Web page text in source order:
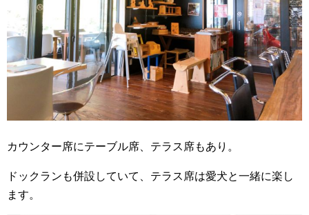
カウンター席にテーブル席、テラス席もあり。
ドックランも併設していて、テラス席は愛犬と一緒に楽し
ます。